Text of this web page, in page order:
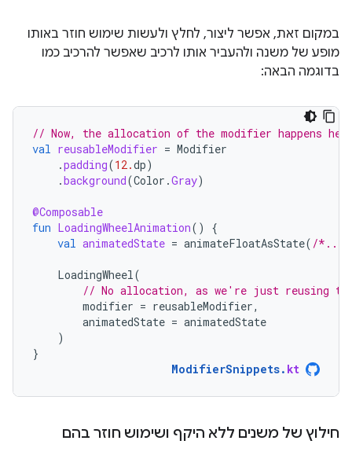
במקום זאת, אפשר ליצור, לחלץ ולעשות שימוש חוזר באותו
מופע של משנה ולהעביר אותו לרכיב שאפשר להרכיב כמו
בדוגמה הבאה:
// Now, the allocation of the modifier happens
val reusableModifier = Modifier
.padding(12.dp)
.background(Color .Gray)
@Composable
fun LoadingWheelAnimation()
{
val animatedState = animateFloatAsState( /
LoadingWheel(
// No allocation, as we're just reusing the
modifier = reusableModifier,
animatedState = animatedState
)
}
ModifierSnippets. kt
חילוץ של משנים ללא היקף ושימוש חוזר בהם